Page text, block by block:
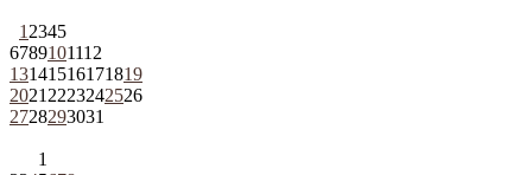
1 2345
6789101112
13141516171819
2021 2223242526
2728293031
1